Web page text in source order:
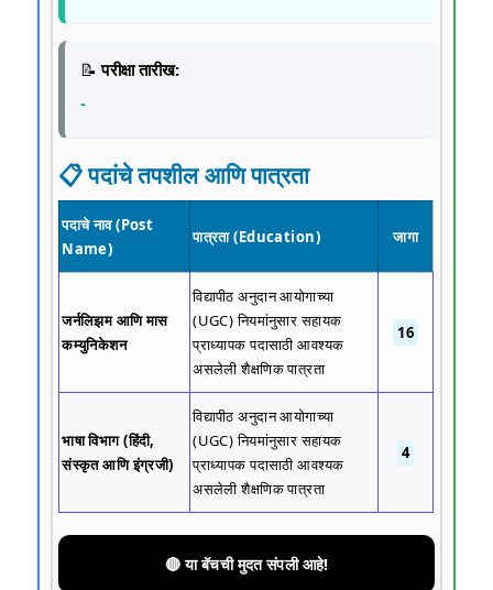
📝परीक्षा तारीख:
-
📋 पदांचे तपशील आणि पात्रता
पदाचे नाव (Post
Name)
पात्रता (Education) जागा
जर्नलिझम आणि मास
कम्युनिकेशन
विद्यापीठ अनुदान आयोगाच्या
(UGC) नियमांनुसार सहायक
प्राध्यापक पदासाठी आवश्यक
असलेली शैक्षणिक पात्रता
16
भाषा विभाग (हिंदी,
संस्कृत आणि इंग्रजी)
विद्यापीठ अनुदान आयोगाच्या
(UGC) नियमांनुसार सहायक
प्राध्यापक पदासाठी आवश्यक
असलेली शैक्षणिक पात्रता
4
🔴 या बॅचची मुदत संपली आहे!